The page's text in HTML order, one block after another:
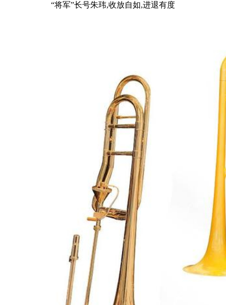
“将军”长号朱玮,收放自如,进退有度